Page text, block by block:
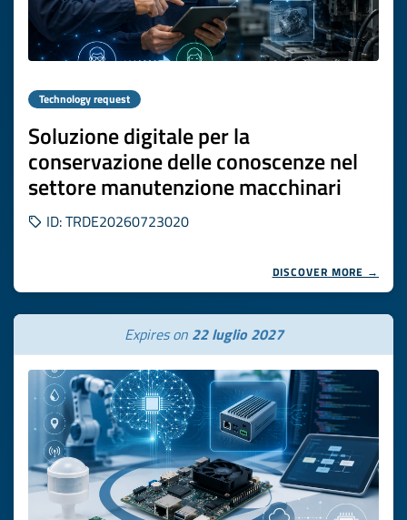
Technology request
Soluzione digitale per la
conservazione delle conoscenze nel
settore manutenzione macchinari
ID: TRDE20260723020
DISCOVER MORE →
Expires on 22 luglio 2027